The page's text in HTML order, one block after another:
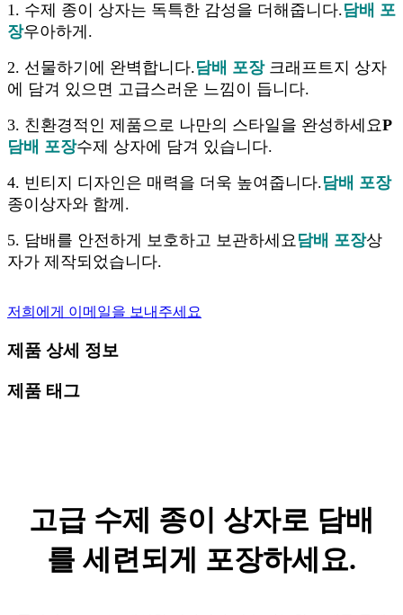
1. 수제 종이 상자는 독특한 감성을 더해줍니다.담배 포
장우아하게.
2. 선물하기에 완벽합니다.담배 포장 크래프트지 상자
에 담겨 있으면 고급스러운 느낌이 듭니다.
3. 친환경적인 제품으로 나만의 스타일을 완성하세요P
담배 포장수제 상자에 담겨 있습니다.
4. 빈티지 디자인은 매력을 더욱 높여줍니다.담배 포장
종이상자와 함께.
5. 담배를 안전하게 보호하고 보관하세요담배 포장상
자가 제작되었습니다.
저희에게 이메일을 보내주세요
제품 상세 정보
제품 태그
고급 수제 종이 상자로 담배
를 세련되게 포장하세요.